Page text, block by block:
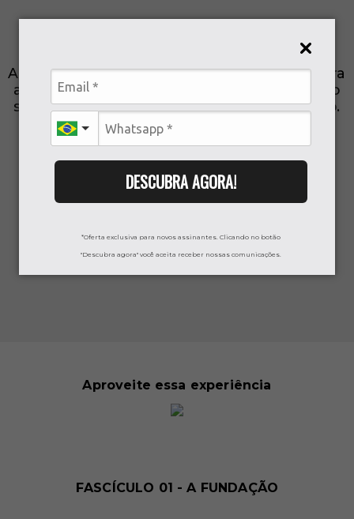
DESCUBRA AGORA!
*Oferta exclusiva para novos assinantes. Clicando no botão
"Descubra agora" você aceita receber nossas comunicações.
Acesse já seu Fascículo Ilustrado exclusivo para
assinantes do
e aprenda tudo
sobre a história do Clube do Povo Nordestino.
Aproveite essa experiência
FASCÍCULO 01 - A FUNDAÇÃO